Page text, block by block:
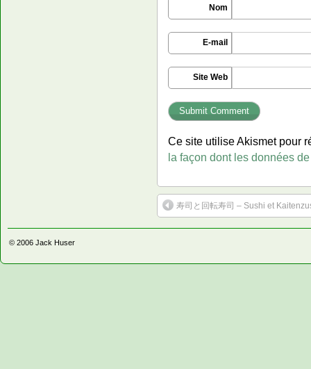
Nom
E-mail
Site Web
Ce site utilise Akismet pour
la façon dont les données
寿司と回転寿司 – Sushi et
© 2006 Jack Huser